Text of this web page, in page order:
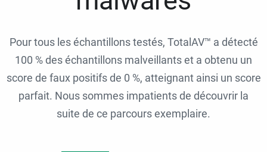
Pour tous les échantillons testés, TotalAV™ a détecté
100 % des échantillons malveillants et a obtenu un
score de faux positifs de 0 %, atteignant ainsi un score
parfait. Nous sommes impatients de découvrir la
suite de ce parcours exemplaire.